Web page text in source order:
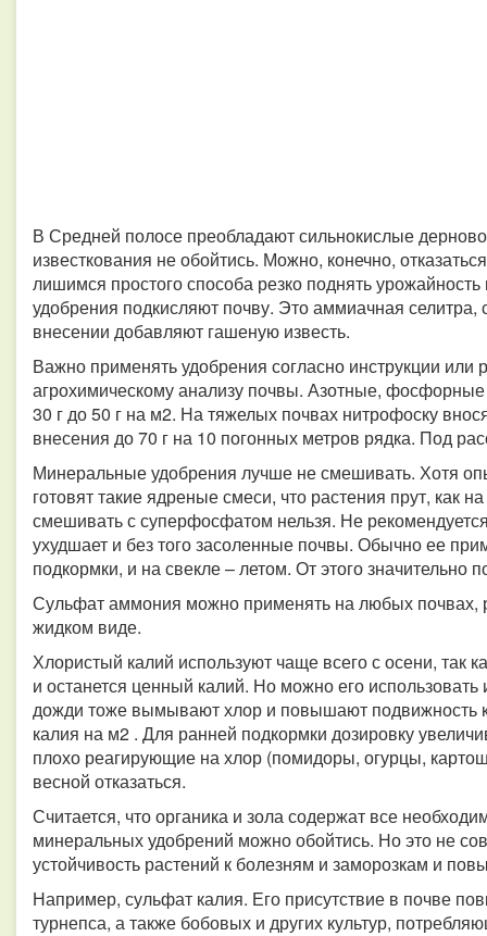
В Средней полосе преобладают сильнокислые
известкования не обойтись. Можно, конечно,
лишимся простого способа резко поднять
удобрения подкисляют почву. Это аммиачная
внесении добавляют гашеную известь.
Важно применять удобрения согласно инструкции
агрохимическому анализу почвы. Азотные,
30 г до 50 г на м2. На тяжелых почвах нитрофоску
внесения до 70 г на 10 погонных метров рядка. Под
Минеральные удобрения лучше не смешивать. Хотя
готовят такие ядреные смеси, что растения прут, как
смешивать с суперфосфатом нельзя. Не
ухудшает и без того засоленные почвы. Обычно ее
подкормки, и на свекле – летом. От этого
Сульфат аммония можно применять на любых почвах,
жидком виде.
Хлористый калий используют чаще всего с осени, так
и останется ценный калий. Но можно его
дожди тоже вымывают хлор и повышают подвижность
калия на м2 . Для ранней подкормки дозировку
плохо реагирующие на хлор (помидоры, огурцы,
весной отказаться.
Считается, что органика и зола содержат все
минеральных удобрений можно обойтись. Но это не
устойчивость растений к болезням и заморозкам и
Например, сульфат калия. Его присутствие в почве
турнепса, а также бобовых и других культур,